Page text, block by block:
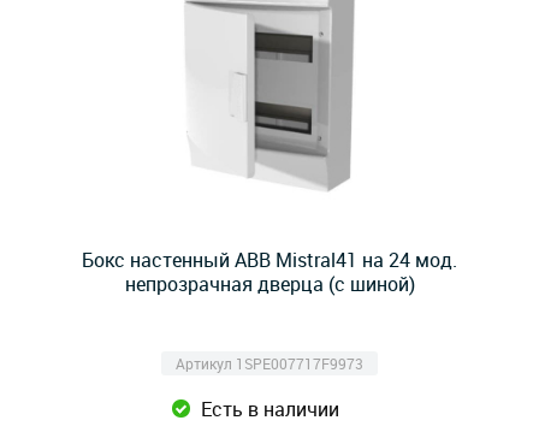
Бокс настенный ABB Mistral41 на 24 мод.
непрозрачная дверца (с шиной)
Артикул 1SPE007717F9973
Есть в наличии